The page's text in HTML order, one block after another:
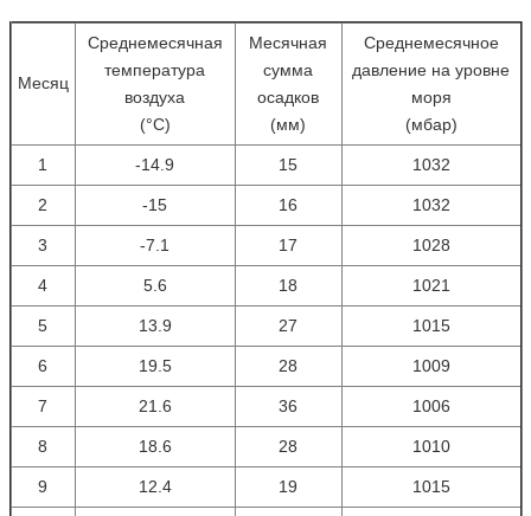
Месяц
Среднемесячная
температура
воздуха
(°С)
Месячная
сумма
осадков
(мм)
Среднемесячное
давление на уровне
моря
(мбар)
1 -14.9 15 1032
2 -15 16 1032
3 -7.1 17 1028
4 5.6 18 1021
5 13.9 27 1015
6 19.5 28 1009
7 21.6 36 1006
8 18.6 28 1010
9 12.4 19 1015